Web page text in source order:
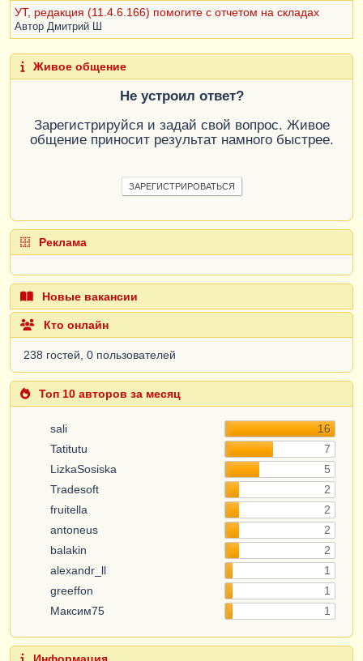
УТ, редакция (11.4.6.166) помогите с отчетом на складах
Автор Дмитрий Ш
Живое общение
Не устроил ответ?
Зарегистрируйся и задай свой вопрос. Живое
общение приносит результат намного быстрее.
ЗАРЕГИСТРИРОВАТЬСЯ
Реклама
Новые вакансии
Кто онлайн
238 гостей, 0 пользователей
Топ 10 авторов за месяц
sali
16
Tatitutu
7
LizkaSosiska
5
Tradesoft
2
fruitella
2
antoneus
2
balakin
2
alexandr_ll
1
greeffon
1
Максим75
1